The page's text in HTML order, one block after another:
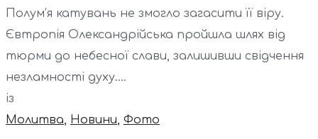
Полум’я катувань не змогло загасити її віру.
Євтропія Олександрійська пройшла шлях від
тюрми до небесної слави, залишивши свідчення
незламності духу....
із
Молитва, Новини, Фото